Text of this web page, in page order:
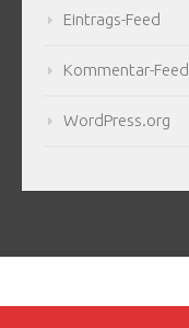
Eintrags-Feed
Kommentar-Feed
WordPress.org